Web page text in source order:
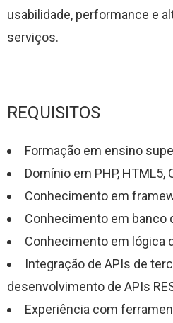
usabilidade, performance e
serviços.
REQUISITOS
Formação em ensino
Domínio em PHP, HTML5,
Conhecimento em
Conhecimento em banco
Conhecimento em lógica
Integração de APIs de
desenvolvimento de APIs
Experiência com